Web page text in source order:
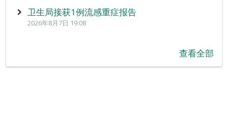
卫生局接获1例流感重症报告
2026年8月7日 19:08
查看全部